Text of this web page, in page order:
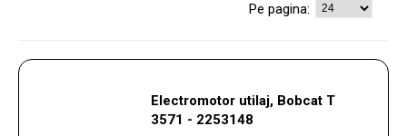
Pe pagina:
Electromotor utilaj, Bobcat T
3571 - 2253148